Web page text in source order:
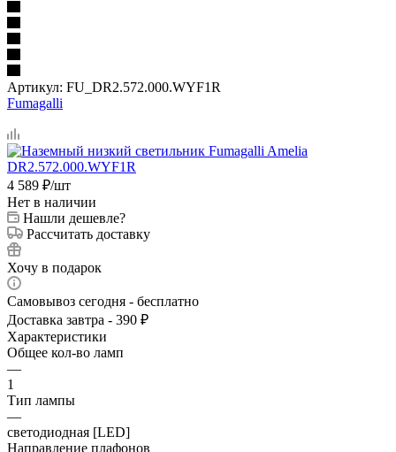
Артикул: FU_DR2.572.000.WYF1R
Fumagalli
4 589 ₽/шт
Нет в наличии
Нашли дешевле?
Рассчитать доставку
Хочу в подарок
Самовывоз сегодня - бесплатно
Доставка завтра - 390 ₽
Характеристики
Общее кол-во ламп
—
1
Тип лампы
—
светодиодная [LED]
Направление плафонов